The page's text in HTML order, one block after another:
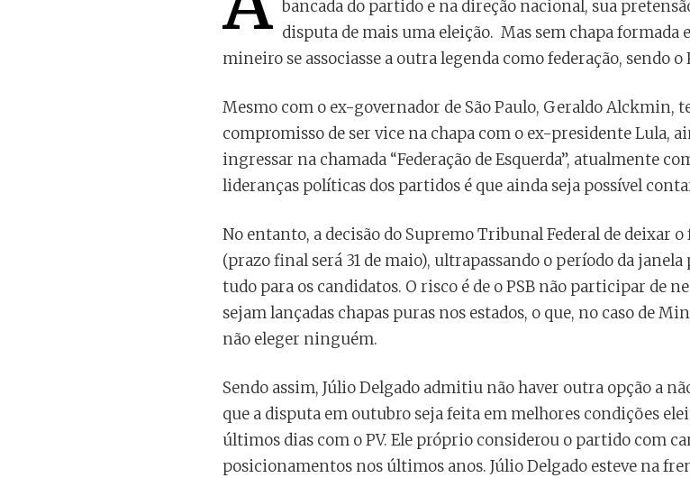
bancada do partido e na direção nacional, sua
disputa de mais uma eleição. Mas sem chapa formada
mineiro se associasse a outra legenda como federação, sendo
Mesmo com o ex-governador de São Paulo, Geraldo Alckmin,
compromisso de ser vice na chapa com o ex-presidente Lula,
ingressar na chamada “Federação de Esquerda”, atualmente
lideranças políticas dos partidos é que ainda seja possível
No entanto, a decisão do Supremo Tribunal Federal de deixar
(prazo final será 31 de maio), ultrapassando o período da
tudo para os candidatos. O risco é de o PSB não participar de
sejam lançadas chapas puras nos estados, o que, no caso de
não eleger ninguém.
Sendo assim, Júlio Delgado admitiu não haver outra opção a
que a disputa em outubro seja feita em melhores condições
últimos dias com o PV. Ele próprio considerou o partido com
posicionamentos nos últimos anos. Júlio Delgado esteve na